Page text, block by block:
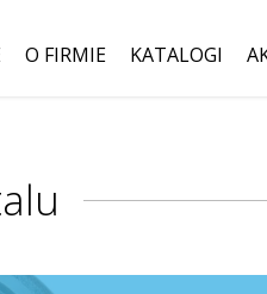
O FIRMIE KATALOGI